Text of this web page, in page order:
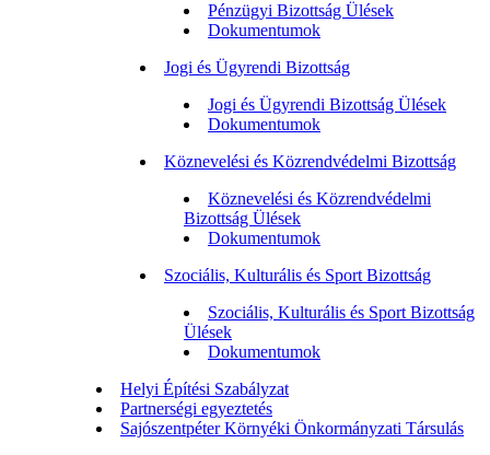
Pénzügyi Bizottság Ülések
Dokumentumok
Jogi és Ügyrendi Bizottság
Jogi és Ügyrendi Bizottság Ülések
Dokumentumok
Köznevelési és Közrendvédelmi Bizottság
Köznevelési és Közrendvédelmi
Bizottság Ülések
Dokumentumok
Szociális, Kulturális és Sport Bizottság
Szociális, Kulturális és Sport Bizottság
Ülések
Dokumentumok
Helyi Építési Szabályzat
Partnerségi egyeztetés
Sajószentpéter Környéki Önkormányzati Társulás